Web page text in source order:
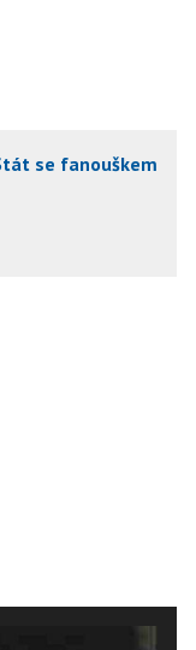
se fanouškem